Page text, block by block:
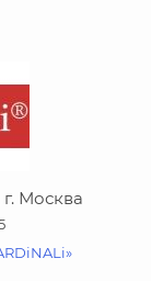
г. Москва